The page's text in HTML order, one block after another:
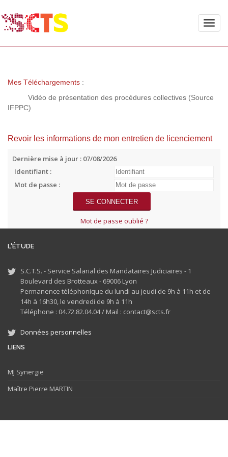
Toggle
Mes Téléchargements :
Vidéo de présentation des procédures collectives (Source
IFPPC)
Revoir les informations de mon entretien de licenciement
Dernière mise à jour : 07/08/2026
Identifiant :
Mot de passe :
Mot de passe oublié ?
L'ÉTUDE
S.C.T.S. - Service Salarial des Mandataires Judiciaires - 1
Boulevard des Brotteaux - 69006 Lyon
Permanence téléphonique du lundi au jeudi de 9h à 11h et de
14h à 16h30, le vendredi de 9h à 11h
Téléphone : 04.72.82.04.04 / Mail : contact@scts.fr
Données personnelles
LIENS
MJ Synergie
Maître Pierre MARTIN